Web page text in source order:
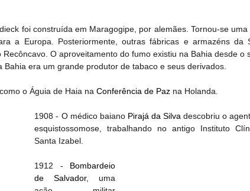
foi construída em Maragogipe, por alemães. Tornou-se
a Europa. Posteriormente, outras fábricas e armazéns da
O aproveitamento do fumo existiu na Bahia desde o
era um grande produtor de tabaco e seus derivados.
o Águia de Haia na Conferência de Paz na Holanda.
1908 - O médico baiano Pirajá da Silva descobriu o
esquistossomose, trabalhando no antigo Instituto
Santa Izabel.
1912 - Bombardeio
de Salvador, uma